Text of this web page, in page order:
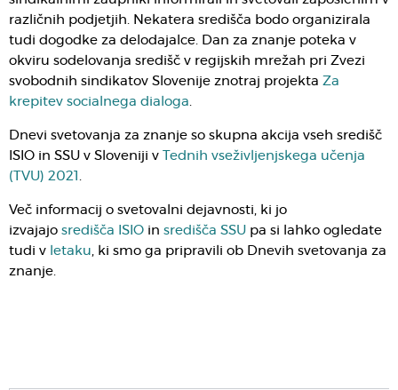
različnih podjetjih. Nekatera središča bodo organizirala
tudi dogodke za delodajalce. Dan za znanje poteka v
okviru sodelovanja središč v regijskih mrežah pri Zvezi
svobodnih sindikatov Slovenije znotraj projekta Za
krepitev socialnega dialoga.
Dnevi svetovanja za znanje so skupna akcija vseh središč
ISIO in SSU v Sloveniji v
Tednih vseživljenjskega učenja
(TVU) 2021 .
Več informacij o svetovalni dejavnosti, ki jo
izvajajo središča ISIO in središča SSU pa si lahko ogledate
tudi v letaku, ki smo ga pripravili ob Dnevih svetovanja za
znanje.